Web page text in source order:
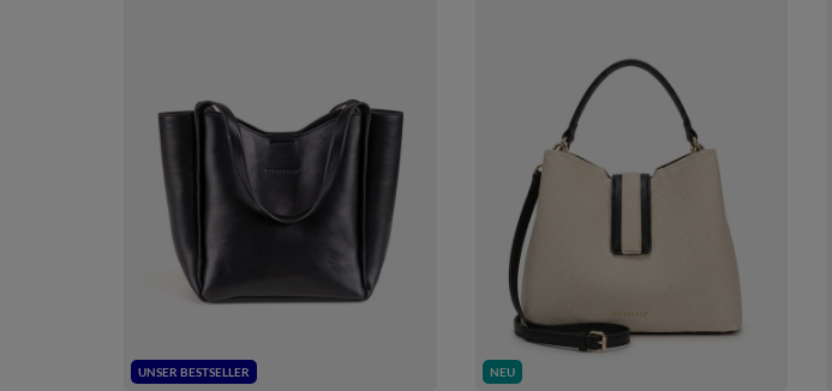
UNSER BESTSELLER NEU